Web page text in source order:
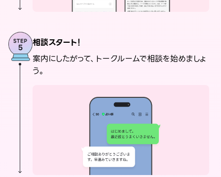
相談スタート！
案内にしたがって、トークルームで相談を始めましょ
う。